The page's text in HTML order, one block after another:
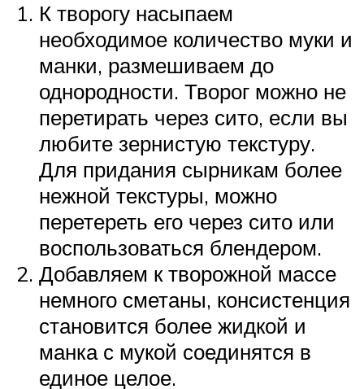
К творогу насыпаем
необходимое количество муки и
манки, размешиваем до
однородности. Творог можно не
перетирать через сито, если вы
любите зернистую текстуру.
Для придания сырникам более
нежной текстуры, можно
перетереть его через сито или
воспользоваться блендером.
Добавляем к творожной массе
немного сметаны, консистенция
становится более жидкой и
манка с мукой соединятся в
единое целое.